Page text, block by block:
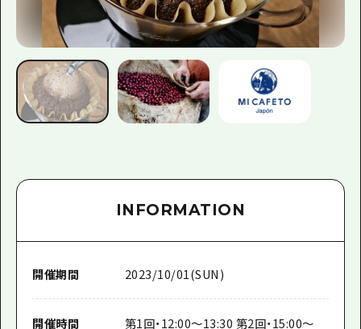
INFORMATION
開催期間 2023/10/01(SUN)
開催時間
第1回・12:00～13:30 第2回・15:00～